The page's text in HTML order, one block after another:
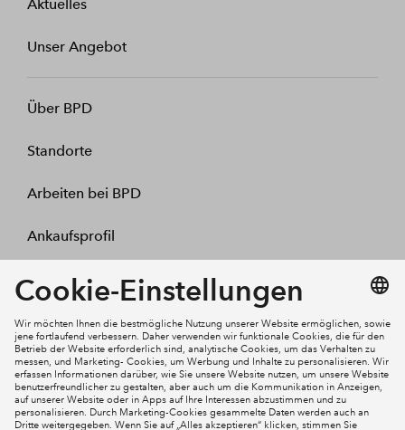
Aktuelles
Unser Angebot
Über BPD
Standorte
Arbeiten bei BPD
Ankaufsprofil
Kontakt
Mein Konto